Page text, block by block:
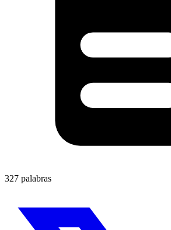
327 palabras